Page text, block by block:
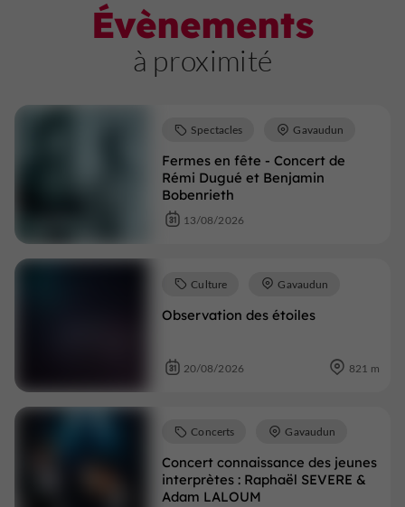
Évènements
à proximité
Fermes en fête - Concert de
Rémi Dugué et Benjamin
Bobenrieth
Spectacles Gavaudun
13/08/2026
Observation des étoiles
Culture Gavaudun
20/08/2026 821 m
Concert connaissance des jeunes
interprètes : Raphaël SEVERE &
Adam LALOUM
Concerts Gavaudun